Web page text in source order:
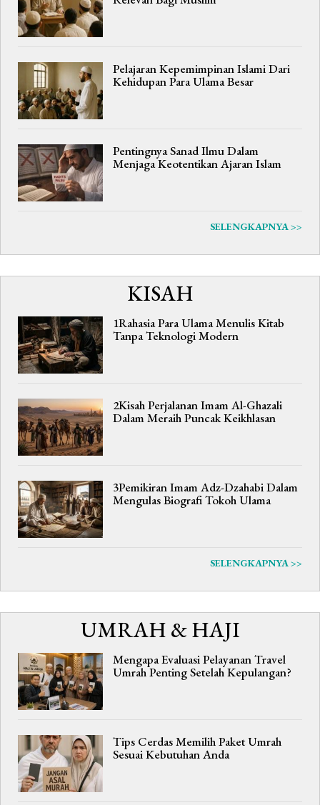
Pelajaran Kepemimpinan Islami Dari
Kehidupan Para Ulama Besar
Pentingnya Sanad Ilmu Dalam
Menjaga Keotentikan Ajaran Islam
SELENGKAPNYA >>
KISAH
1Rahasia Para Ulama Menulis Kitab
Tanpa Teknologi Modern
2Kisah Perjalanan Imam Al-Ghazali
Dalam Meraih Puncak Keikhlasan
3Pemikiran Imam Adz-Dzahabi Dalam
Mengulas Biografi Tokoh Ulama
SELENGKAPNYA >>
UMRAH & HAJI
Mengapa Evaluasi Pelayanan Travel
Umrah Penting Setelah Kepulangan?
Tips Cerdas Memilih Paket Umrah
Sesuai Kebutuhan Anda